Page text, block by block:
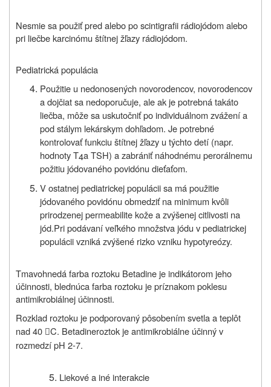
Nesmie sa použiť pred alebo po scintigrafii rádiojódom alebo
pri liečbe karcinómu štítnej žľazy rádiojódom.
Pediatrická populácia
Použitie u nedonosených novorodencov, novorodencov
a dojčiat sa nedoporučuje, ale ak je potrebná takáto
liečba, môže sa uskutočniť po individuálnom zvážení a
pod stálym lekárskym dohľadom. Je potrebné
kontrolovať funkciu štítnej žľazy u týchto detí (napr.
hodnoty T4a TSH) a zabrániť náhodnému perorálnemu
požitiu jódovaného povidónu dieťaťom.
V ostatnej pediatrickej populácii sa má použitie
jódovaného povidónu obmedziť na minimum kvôli
prirodzenej permeabilite kože a zvýšenej citlivosti na
jód.Pri podávaní veľkého množstva jódu v pediatrickej
populácii vzniká zvýšené rizko vzniku hypotyreózy.
Tmavohnedá farba roztoku Betadine je indikátorom jeho
účinnosti, blednúca farba roztoku je príznakom poklesu
antimikrobiálnej účinnosti.
Rozklad roztoku je podporovaný pôsobením svetla a teplôt
nad 40 C. Betadineroztok je antimikrobiálne účinný v
rozmedzí pH 2-7.
Liekové a iné interakcie